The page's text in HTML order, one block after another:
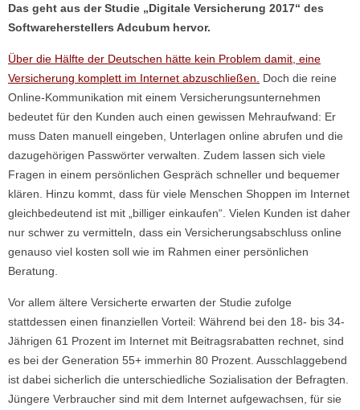
Das geht aus der Studie „Digitale Versicherung 2017“ des
Softwareherstellers Adcubum hervor.
Über die Hälfte der Deutschen hätte kein Problem damit, eine
Versicherung komplett im Internet abzuschließen.
Doch die reine
Online-Kommunikation mit einem Versicherungsunternehmen
bedeutet für den Kunden auch einen gewissen Mehraufwand: Er
muss Daten manuell eingeben, Unterlagen online abrufen und die
dazugehörigen Passwörter verwalten. Zudem lassen sich viele
Fragen in einem persönlichen Gespräch schneller und bequemer
klären. Hinzu kommt, dass für viele Menschen Shoppen im Internet
gleichbedeutend ist mit „billiger einkaufen“. Vielen Kunden ist daher
nur schwer zu vermitteln, dass ein Versicherungsabschluss online
genauso viel kosten soll wie im Rahmen einer persönlichen
Beratung.
Vor allem ältere Versicherte erwarten der Studie zufolge
stattdessen einen finanziellen Vorteil: Während bei den 18- bis 34-
Jährigen 61 Prozent im Internet mit Beitragsrabatten rechnet, sind
es bei der Generation 55+ immerhin 80 Prozent. Ausschlaggebend
ist dabei sicherlich die unterschiedliche Sozialisation der Befragten.
Jüngere Verbraucher sind mit dem Internet aufgewachsen, für sie